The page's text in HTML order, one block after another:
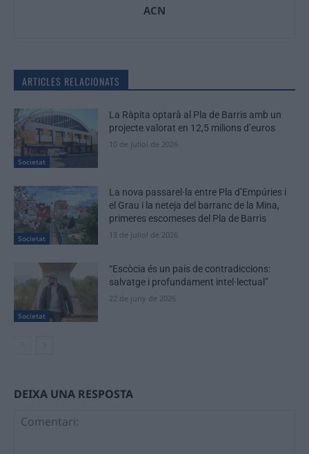
ACN
ARTICLES RELACIONATS
Societat
La Ràpita optarà al Pla de Barris amb un
projecte valorat en 12,5 milions d’euros
10 de juliol de 2026
Societat
La nova passarel·la entre Pla d’Empúries i
el Grau i la neteja del barranc de la Mina,
primeres escomeses del Pla de Barris
13 de juliol de 2026
Societat
“Escòcia és un país de contradiccions:
salvatge i profundament intel·lectual”
22 de juny de 2026
DEIXA UNA RESPOSTA